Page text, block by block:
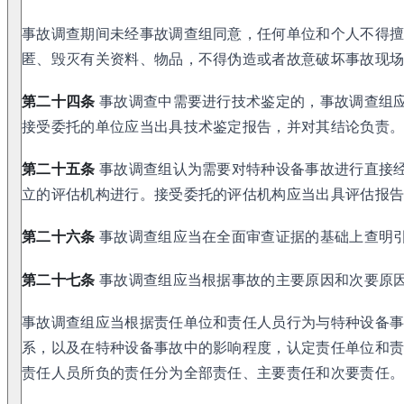
事故调查期间未经事故调查组同意，任何单位和个人不得
匿、毁灭有关资料、物品，不得伪造或者故意破坏事故现
第二十四条 事故调查中需要进行技术鉴定的，事故调查组
接受委托的单位应当出具技术鉴定报告，并对其结论负责。
第二十五条 事故调查组认为需要对特种设备事故进行直接
立的评估机构进行。接受委托的评估机构应当出具评估报
第二十六条 事故调查组应当在全面审查证据的基础上查明
第二十七条 事故调查组应当根据事故的主要原因和次要原
事故调查组应当根据责任单位和责任人员行为与特种设备
系，以及在特种设备事故中的影响程度，认定责任单位和
责任人员所负的责任分为全部责任、主要责任和次要责任。